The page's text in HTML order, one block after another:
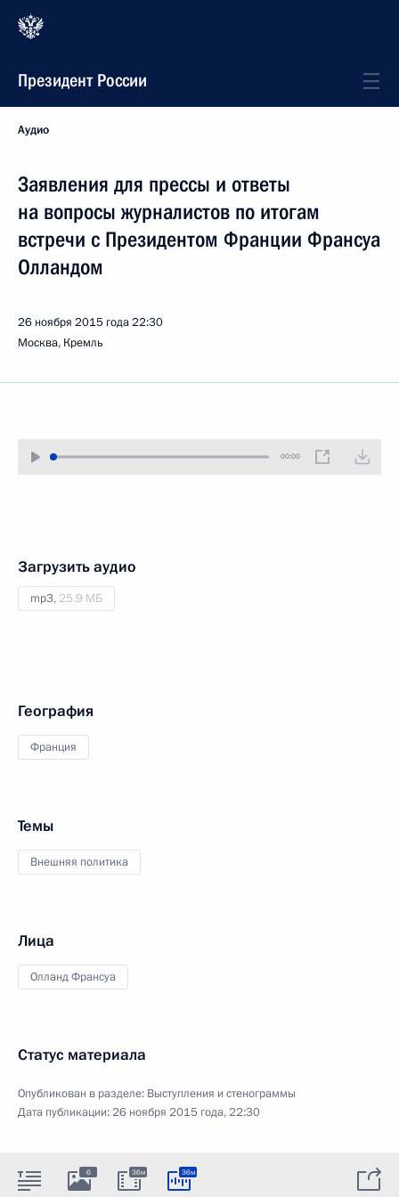
Президент России
Аудио
Заявления для прессы и ответы
на вопросы журналистов по итогам
встречи с Президентом Франции Франсуа
Олландом
26 ноября 2015 года22:30
Москва, Кремль
00:00
Загрузить аудио
mp3, 25.9 МБ
География
Франция
Темы
Внешняя политика
Лица
Олланд Франсуа
Статус материала
Опубликован в разделе: Выступления и стенограммы
Дата публикации:26 ноября 2015 года, 22:30
6 36м 36м